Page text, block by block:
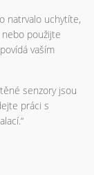
natrvalo uchytíte,
použijte
vaším
senzory jsou
práci s